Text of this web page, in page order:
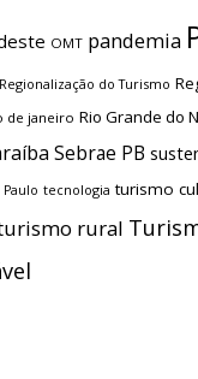
OMT pandemia
do Turismo
de janeiro Rio Grande do
Sebrae PB
Paulo tecnologia turismo
rural